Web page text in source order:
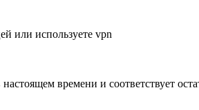
или используете vpn
времени и соответствует